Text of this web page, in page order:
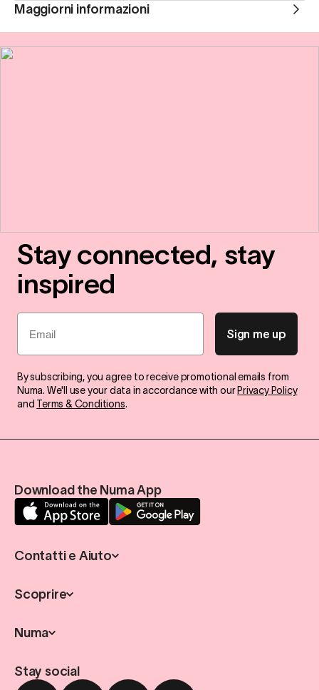
Maggiorni informazioni
Stay connected, stay
inspired
Email
Sign me up
By subscribing, you agree to receive promotional emails from
Numa. We'll use your data in accordance with our Privacy Policy
and Terms & Conditions.
Download the Numa App
Contatti e Aiuto
Scoprire
Numa
Stay social